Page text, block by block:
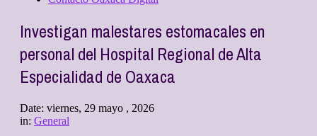
Investigan malestares estomacales en
personal del Hospital Regional de Alta
Especialidad de Oaxaca
Date: viernes, 29 mayo , 2026
in: General